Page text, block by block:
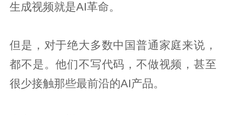
生成视频就是AI革命。
但是，对于绝大多数中国普通家庭来说，
都不是。他们不写代码，不做视频，甚至
很少接触那些最前沿的AI产品。